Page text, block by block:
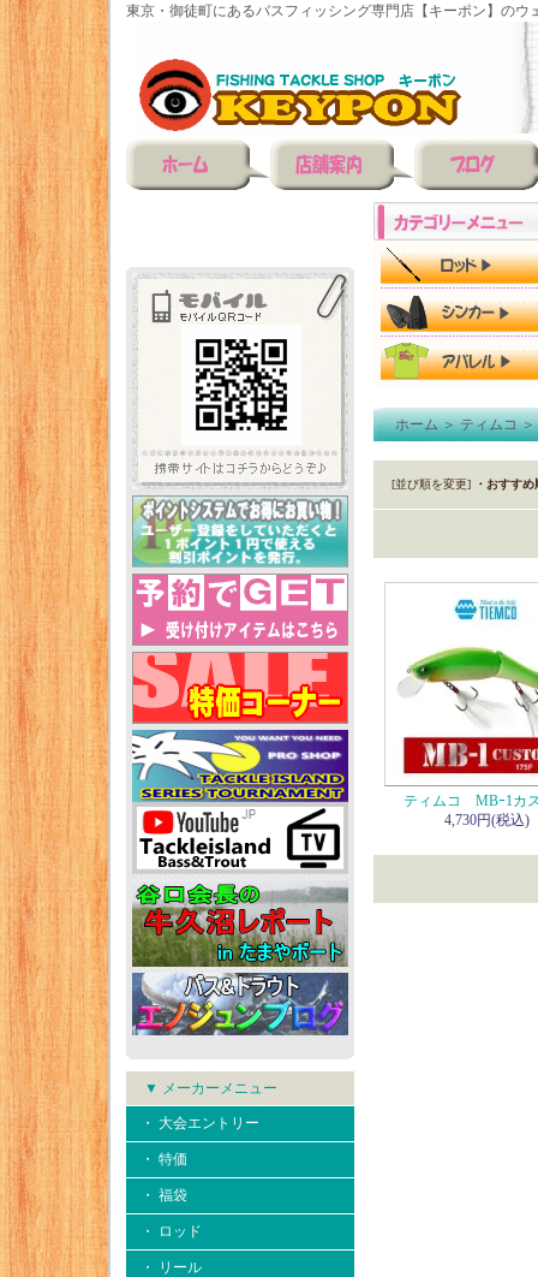
東京・御徒町にあるバスフィッシング専門店【キーポン】のウ
▼ メーカーメニュー
・ 大会エントリー
・ 特価
・ 福袋
・ ロッド
・ リール
ホーム＞ティムコ＞
[並び順を変更] ・おすすめ
ティムコ MBｰ1カ
4,730円(税込)